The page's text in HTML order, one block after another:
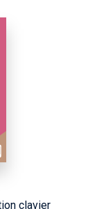
clavier